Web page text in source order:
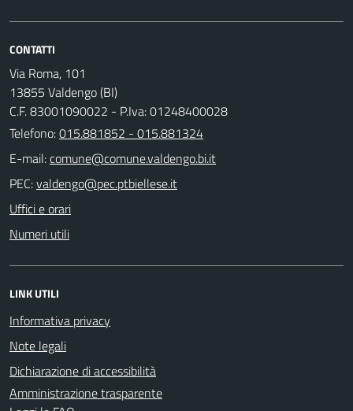
CONTATTI
Via Roma, 101
13855 Valdengo (BI)
C.F. 83001090022 - P.Iva: 01248400028
Telefono:015.881852 - 015.881324
E-mail:
PEC:
Uffici e orari
Numeri utili
LINK UTILI
Informativa privacy
Note legali
Dichiarazione di accessibilità
Amministrazione trasparente